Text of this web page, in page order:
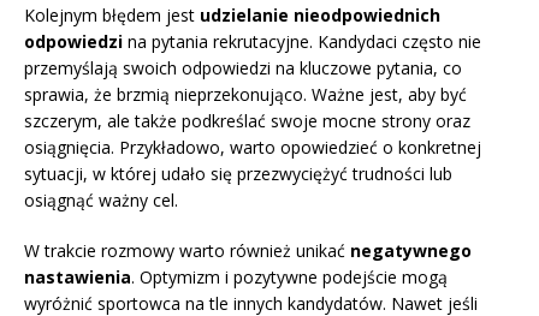
Kolejnym błędem jest udzielanie nieodpowiednich
odpowiedzi na pytania rekrutacyjne. Kandydaci często nie
przemyślają swoich odpowiedzi na kluczowe pytania, co
sprawia, że brzmią nieprzekonująco. Ważne jest, aby być
szczerym, ale także podkreślać swoje mocne strony oraz
osiągnięcia. Przykładowo, warto opowiedzieć o konkretnej
sytuacji, w której udało się przezwyciężyć trudności lub
osiągnąć ważny cel.
W trakcie rozmowy warto również unikać negatywnego
nastawienia. Optymizm i pozytywne podejście mogą
wyróżnić sportowca na tle innych kandydatów. Nawet jeśli